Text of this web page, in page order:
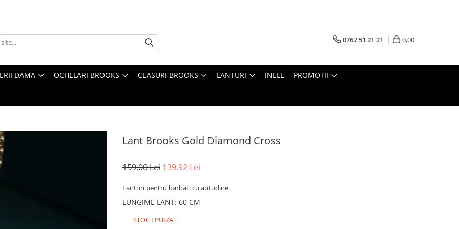
0767 51 21 21 0,00
DAMA OCHELARI BROOKS CEASURI BROOKS LANTURI INELE PROMOTII
Lant Brooks Gold Diamond Cross
159,00 Lei 139,92 Lei
Lanturi pentru barbati cu atitudine.
LUNGIME LANT: 60 CM
STOC EPUIZAT